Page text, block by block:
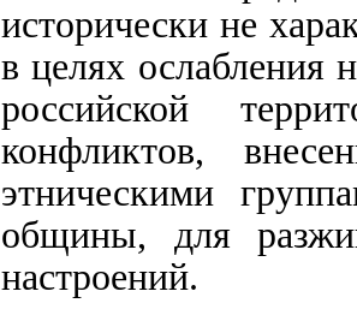
исторически не
в целях ослабления
российской
конфликтов,
этническими
общины, для
настроений.